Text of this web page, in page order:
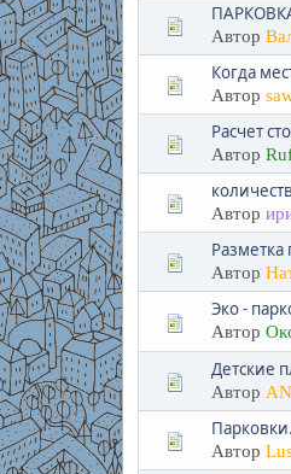
Автор
Когда
Автор
Расчет
Автор
Автор
Автор
Эко -
Автор
Детские
Автор
Автор